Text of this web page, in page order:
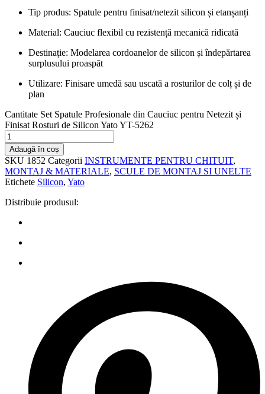
Tip produs: Spatule pentru finisat/netezit silicon și etanșanți
Material: Cauciuc flexibil cu rezistență mecanică ridicată
Destinație: Modelarea cordoanelor de silicon și îndepărtarea
surplusului proaspăt
Utilizare: Finisare umedă sau uscată a rosturilor de colț și de
plan
Cantitate Set Spatule Profesionale din Cauciuc pentru Netezit și
Finisat Rosturi de Silicon Yato YT-5262
Adaugă în coș
SKU 1852 Categorii INSTRUMENTE PENTRU CHITUIT,
MONTAJ & MATERIALE, SCULE DE MONTAJ SI UNELTE
Etichete Silicon, Yato
Distribuie produsul: